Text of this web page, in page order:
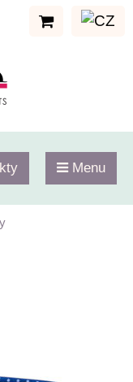
Menu